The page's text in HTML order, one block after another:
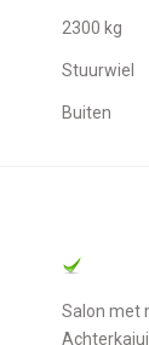
2300 kg
Stuurwiel
buiten
Salon met mogelijkheid tot twee persoons bed / Toilet / Hondenkooi / Open kuip met pantry /